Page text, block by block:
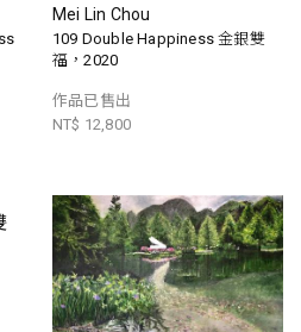
Mei Lin Chou
109 Double Happiness 金銀雙
福，2020
作品已售出
NT$ 12,800